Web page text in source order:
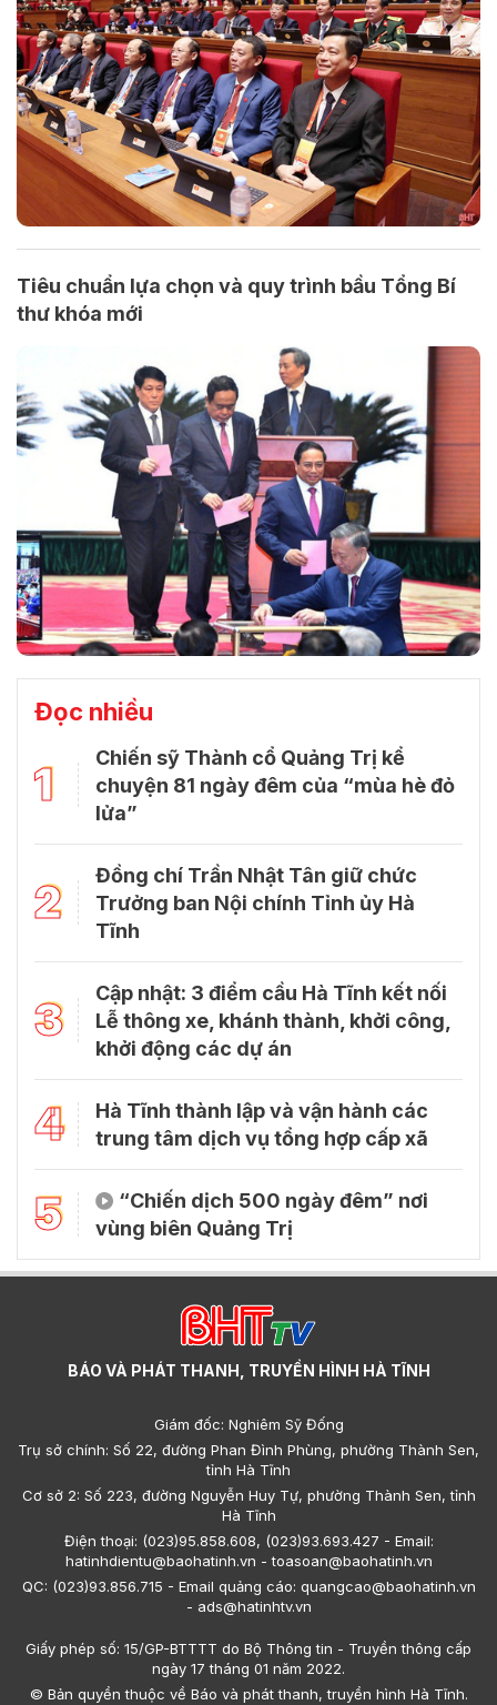
Tiêu chuẩn lựa chọn và quy trình bầu Tổng Bí
thư khóa mới
Đọc nhiều
1
Chiến sỹ Thành cổ Quảng Trị kể
chuyện 81 ngày đêm của “mùa hè đỏ
lửa”
2
Đồng chí Trần Nhật Tân giữ chức
Trưởng ban Nội chính Tỉnh ủy Hà
Tĩnh
3
Cập nhật: 3 điểm cầu Hà Tĩnh kết nối
Lễ thông xe, khánh thành, khởi công,
khởi động các dự án
4
Hà Tĩnh thành lập và vận hành các
trung tâm dịch vụ tổng hợp cấp xã
5
“Chiến dịch 500 ngày đêm” nơi
vùng biên Quảng Trị
BÁO VÀ PHÁT THANH, TRUYỀN HÌNH HÀ TĨNH
Giám đốc: Nghiêm Sỹ Đống
Trụ sở chính: Số 22, đường Phan Đình Phùng, phường Thành Sen,
tỉnh Hà Tĩnh
Cơ sở 2: Số 223, đường Nguyễn Huy Tự, phường Thành Sen, tỉnh
Hà Tĩnh
Điện thoại: (023)95.858.608, (023)93.693.427 - Email:
hatinhdientu@baohatinh.vn - toasoan@baohatinh.vn
QC: (023)93.856.715 - Email quảng cáo: quangcao@baohatinh.vn
- ads@hatinhtv.vn
Giấy phép số: 15/GP-BTTTT do Bộ Thông tin - Truyền thông cấp
ngày 17 tháng 01 năm 2022.
© Bản quyền thuộc về Báo và phát thanh, truyền hình Hà Tĩnh.